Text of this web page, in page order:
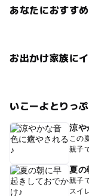
あなたにおすす
お出かけ家族に
いこーよとりっ
涼や
この
親子
夏の
親子
スイ